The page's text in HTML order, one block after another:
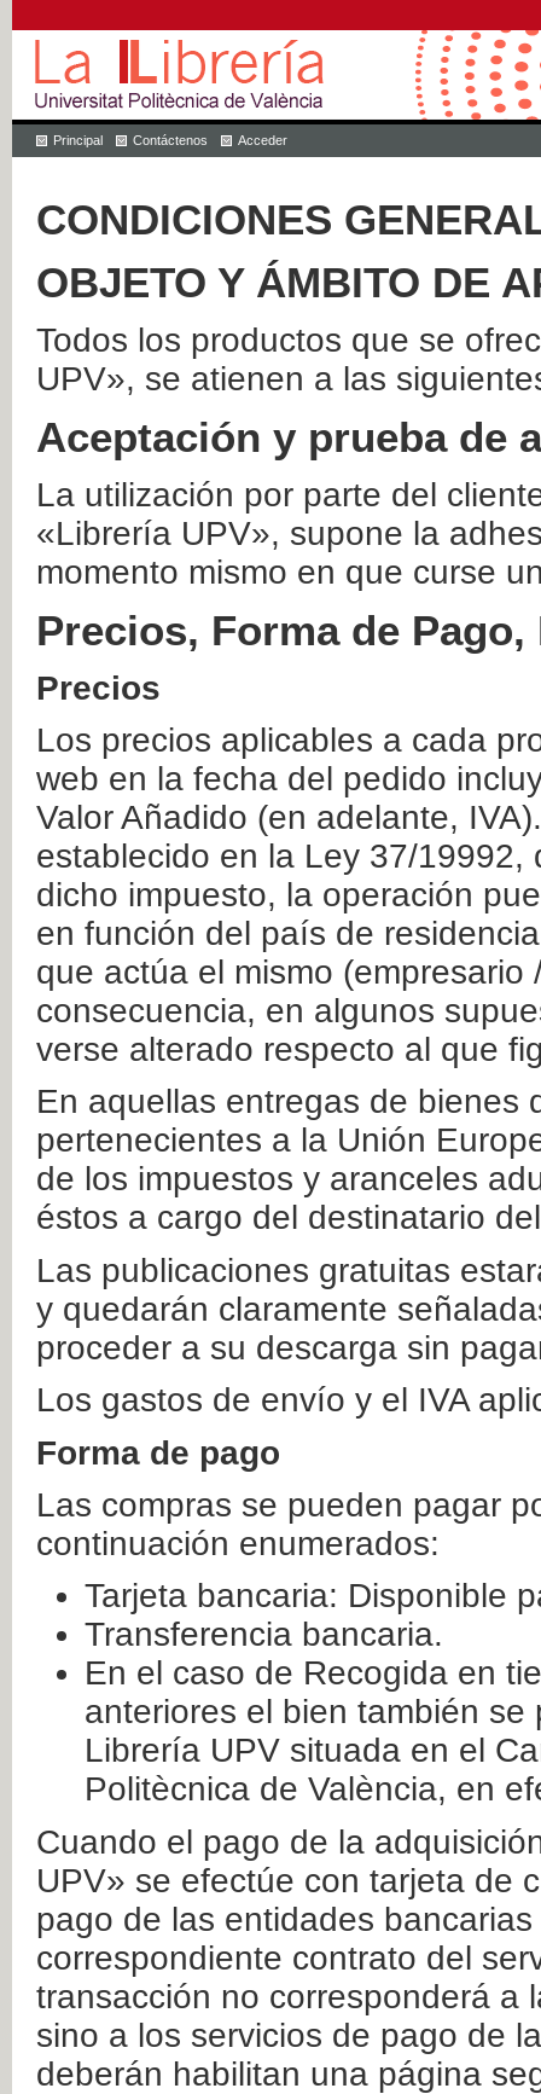
Principal Contáctenos Acceder
CONDICIONES
OBJETO Y ÁMBITO DE
Todos los productos que se
UPV», se atienen a las
Aceptación y prueba de
La utilización por parte del
«Librería UPV», supone la
momento mismo en que curse
Precios, Forma de
Precios
Los precios aplicables a cada
web en la fecha del pedido
Valor Añadido (en adelante,
establecido en la Ley 37/
dicho impuesto, la operación
en función del país de
que actúa el mismo
consecuencia, en algunos
verse alterado respecto al que
En aquellas entregas de bienes
pertenecientes a la Unión
de los impuestos y aranceles
éstos a cargo del destinatario
Las publicaciones gratuitas
y quedarán claramente
proceder a su descarga sin
Los gastos de envío y el IVA
Forma de pago
Las compras se pueden pagar
continuación enumerados:
Tarjeta bancaria: Disponible
Transferencia bancaria.
En el caso de Recogida en
anteriores el bien también
Librería UPV situada en el
Politècnica de València, en
Cuando el pago de la
UPV» se efectúe con tarjeta de
pago de las entidades
correspondiente contrato del
transacción no corresponderá a
sino a los servicios de pago de
deberán habilitan una página